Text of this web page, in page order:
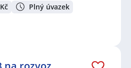
Plný úvazek